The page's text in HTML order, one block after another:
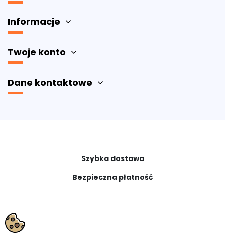
Informacje
Twoje konto
Dane kontaktowe
Szybka dostawa
Bezpieczna płatność